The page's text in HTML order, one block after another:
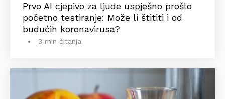
Prvo AI cjepivo za ljude uspješno prošlo
početno testiranje: Može li štititi i od
budućih koronavirusa?
3 min čitanja